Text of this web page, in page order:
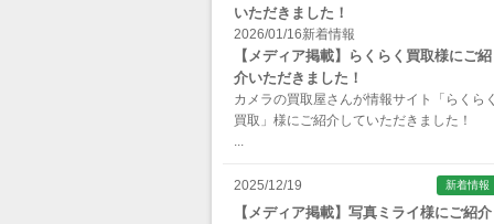
Apple（アップル）
AQUAPAC （アクアパック）
ARAX（アラクス）
ARNUVO（アルヌボ）
いただきました！
2026/01/16新着情報
【メディア掲載】らくらく買取様にご紹
介いただきました！
カメラの買取屋さんが情報サイト「らくらく
買取」様にご紹介していただきました！
...
2025/12/19 新着情報
【メディア掲載】写真ミライ様にご紹介